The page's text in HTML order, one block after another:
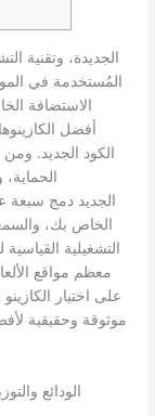
المُستخدمة في
الاستضافة
أفضل
الكود الجديد.
التشغيلية
معظم مواقع
على اختيار
موثوقة وحقيقية
الودائع